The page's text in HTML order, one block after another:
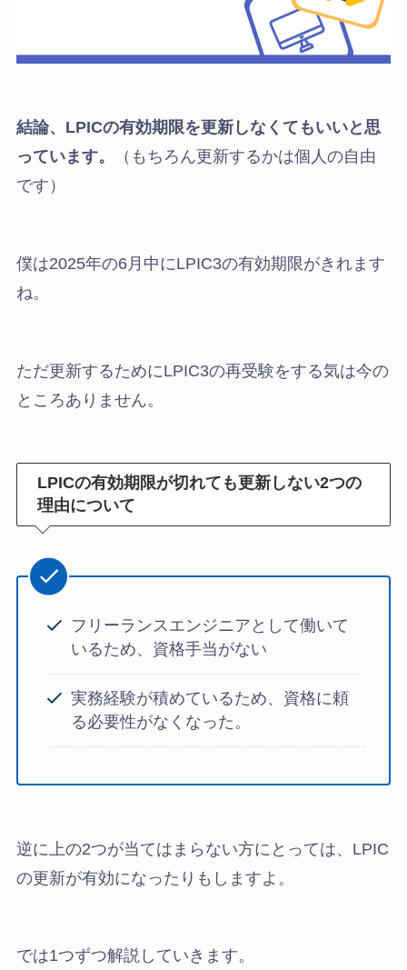
結論、LPICの有効期限を更新しなくてもいいと思
っています。
（もちろん更新するかは個人の自由
です）
僕は2025年の6月中にLPIC3の有効期限がきれます
ね。
ただ更新するためにLPIC3の再受験をする気は今の
ところありません。
LPICの有効期限が切れても更新しない2つの
理由について
フリーランスエンジニアとして働いて
いるため、資格手当がない
実務経験が積めているため、資格に頼
る必要性がなくなった。
逆に上の2つが当てはまらない方にとっては、LPIC
の更新が有効になったりもしますよ。
では1つずつ解説していきます。